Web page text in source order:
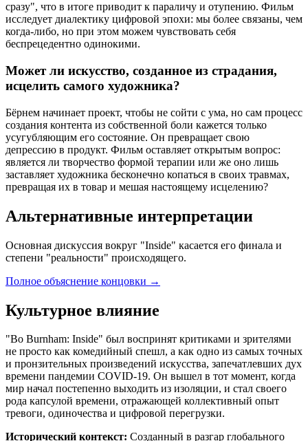
сразу", что в итоге приводит к параличу и отупению. Фильм
исследует диалектику цифровой эпохи: мы более связаны, чем
когда-либо, но при этом можем чувствовать себя
беспрецедентно одинокими.
Может ли искусство, созданное из страдания,
исцелить самого художника?
Бёрнем начинает проект, чтобы не сойти с ума, но сам процесс
создания контента из собственной боли кажется только
усугубляющим его состояние. Он превращает свою
депрессию в продукт. Фильм оставляет открытым вопрос:
является ли творчество формой терапии или же оно лишь
заставляет художника бесконечно копаться в своих травмах,
превращая их в товар и мешая настоящему исцелению?
Альтернативные интерпретации
Основная дискуссия вокруг "Inside" касается его финала и
степени "реальности" происходящего.
Полное объяснение концовки →
Культурное влияние
"Bo Burnham: Inside" был воспринят критиками и зрителями
не просто как комедийный спешл, а как одно из самых точных
и пронзительных произведений искусства, запечатлевших дух
времени пандемии COVID-19. Он вышел в тот момент, когда
мир начал постепенно выходить из изоляции, и стал своего
рода капсулой времени, отражающей коллективный опыт
тревоги, одиночества и цифровой перегрузки.
Исторический контекст: Созданный в разгар глобального